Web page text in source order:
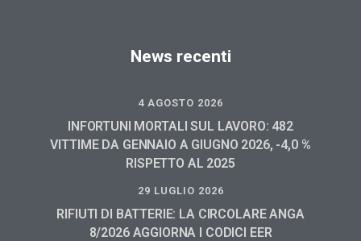
News recenti
4 AGOSTO 2026
INFORTUNI MORTALI SUL LAVORO: 482
VITTIME DA GENNAIO A GIUGNO 2026, -4,0 %
RISPETTO AL 2025
29 LUGLIO 2026
RIFIUTI DI BATTERIE: LA CIRCOLARE ANGA
8/2026 AGGIORNA I CODICI EER